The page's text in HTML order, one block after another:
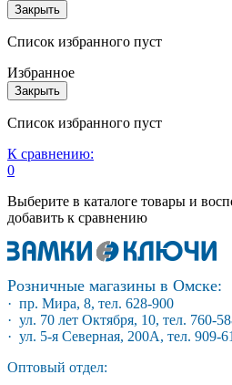
Закрыть
Список избранного пуст
Избранное
Закрыть
Список избранного пуст
К сравнению:
0
Выберите в каталоге товары и
добавить к сравнению
Розничные магазины в Омске:
· пр. Мира, 8, тел. 628-900
· ул. 70 лет Октября, 10, тел. 760-
· ул. 5-я Северная, 200А, тел. 909-
Оптовый отдел: